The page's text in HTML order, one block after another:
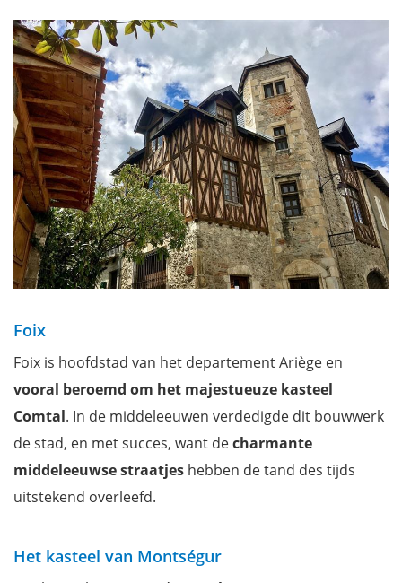
Foix
Foix is hoofdstad van het departement Ariège en
vooral beroemd om het majestueuze kasteel
Comtal. In de middeleeuwen verdedigde dit bouwwerk
de stad, en met succes, want decharmante
middeleeuwse straatjes hebben de tand des tijds
uitstekend overleefd.
Het kasteel van Montségur